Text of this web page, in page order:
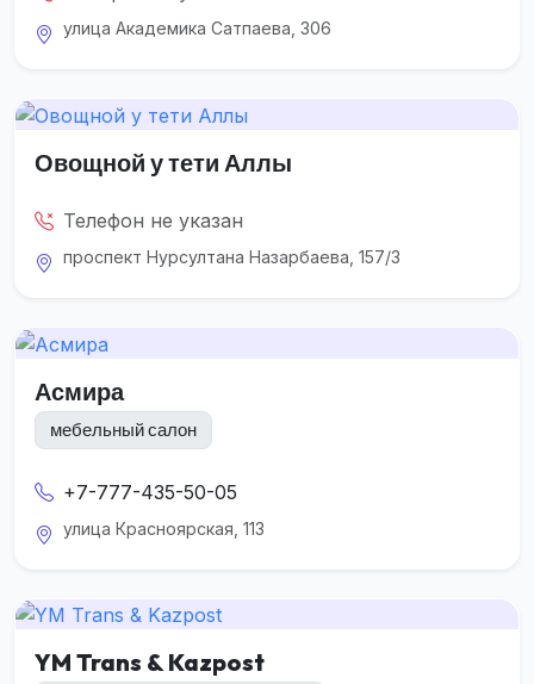
улица Академика Сатпаева, 306
Овощной у тети Аллы
Телефон не указан
проспект Нурсултана Назарбаева, 157/3
Асмира
мебельный салон
+7-777-435-50-05
улица Красноярская, 113
YM Trans & Kazpost